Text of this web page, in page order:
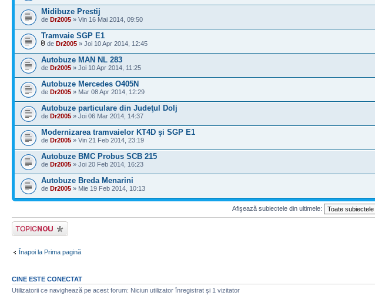
Midibuze Prestij
de Dr2005 » Vin 16 Mai 2014, 09:50
Tramvaie SGP E1
de Dr2005 » Joi 10 Apr 2014, 12:45
Autobuze MAN NL 283
de Dr2005 » Joi 10 Apr 2014, 11:25
Autobuze Mercedes O405N
de Dr2005 » Mar 08 Apr 2014, 12:29
Autobuze particulare din Judeţul Dolj
de Dr2005 » Joi 06 Mar 2014, 14:37
Modernizarea tramvaielor KT4D şi SGP E1
de Dr2005 » Vin 21 Feb 2014, 23:19
Autobuze BMC Probus SCB 215
de Dr2005 » Joi 20 Feb 2014, 16:23
Autobuze Breda Menarini
de Dr2005 » Mie 19 Feb 2014, 10:13
Afişează subiectele din ultimele:
Scrie un subiect
nou
Înapoi la Prima pagină
CINE ESTE CONECTAT
Utilizatorii ce navighează pe acest forum: Niciun utilizator înregistrat şi 1 vizitator